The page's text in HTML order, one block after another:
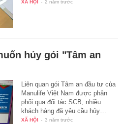
XÃ HỘI - 2 năm trước
hủy gói "Tâm an
Liên quan gói Tâm an đầu tư của
Manulife Việt Nam được phân
phối qua đối tác SCB, nhiều
khách hàng đã yêu cầu hủy…
XÃ HỘI - 3 năm trước